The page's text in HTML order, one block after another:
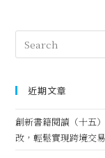
近期文章
創新書籍閱讀（十五
改，輕鬆實現跨境交